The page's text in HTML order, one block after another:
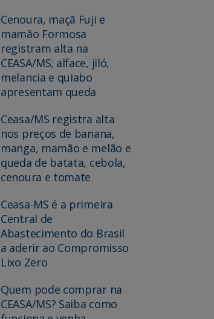
Cenoura, maçã Fuji e
mamão Formosa
registram alta na
CEASA/MS; alface, jiló,
melancia e quiabo
apresentam queda
Ceasa/MS registra alta
nos preços de banana,
manga, mamão e melão e
queda de batata, cebola,
cenoura e tomate
Ceasa-MS é a primeira
Central de
Abastecimento do Brasil
a aderir ao Compromisso
Lixo Zero
Quem pode comprar na
CEASA/MS? Saiba como